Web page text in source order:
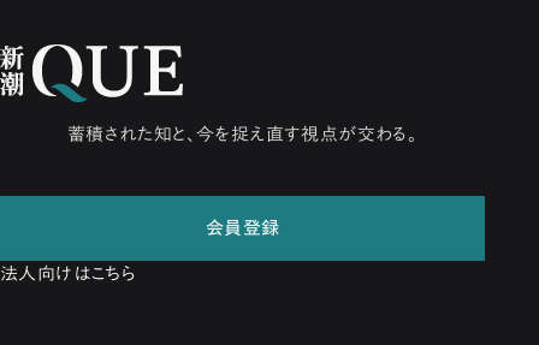
蓄積された知と、今を捉え直す視点が交わる。
会員登録
法人向けはこちら